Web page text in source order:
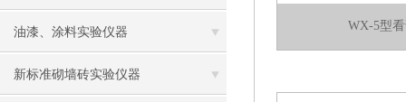
油漆、涂料实验仪器
新标准砌墙砖实验仪器
WX-5型